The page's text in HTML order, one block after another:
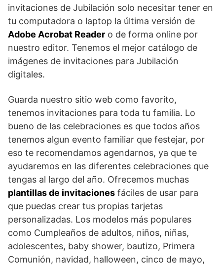
invitaciones de Jubilación solo necesitar tener en
tu computadora o laptop la última versión de
Adobe Acrobat Reader o de forma online por
nuestro editor. Tenemos el mejor catálogo de
imágenes de invitaciones para Jubilación
digitales.
Guarda nuestro sitio web como favorito,
tenemos invitaciones para toda tu familia. Lo
bueno de las celebraciones es que todos años
tenemos algun evento familiar que festejar, por
eso te recomendamos agendarnos, ya que te
ayudaremos en las diferentes celebraciones que
tengas al largo del año. Ofrecemos muchas
plantillas de invitaciones fáciles de usar para
que puedas crear tus propias tarjetas
personalizadas. Los modelos más populares
como Cumpleaños de adultos, niños, niñas,
adolescentes, baby shower, bautizo, Primera
Comunión, navidad, halloween, cinco de mayo,